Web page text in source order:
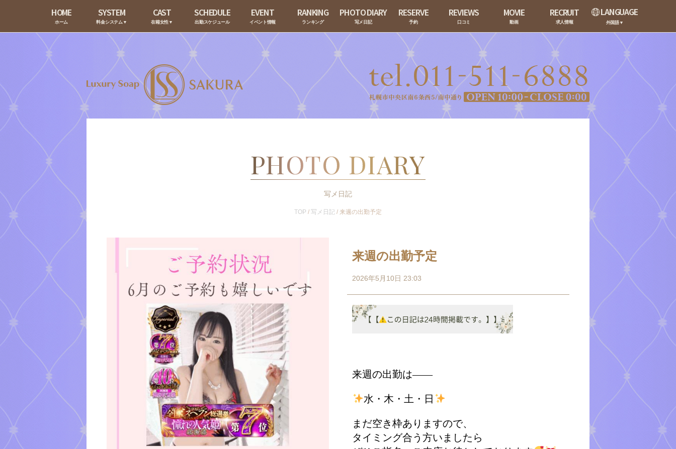
HOME
ホーム
SYSTEM
料金システム▼
CAST
在籍女性▼
SCHEDULE
出勤スケジュール
EVENT
イベント情報
RANKING
ランキング
PHOTO DIARY
写メ日記
RESERVE
予約
REVIEWS
口コミ
MOVIE
動画
RECRUIT
求人情報
LANGUAGE
外国語▼
PHOTO DIARY
写メ日記
TOP / 写メ日記 / 来週の出勤予定
来週の出勤予定
2026年5月10日 23:03
来週の出勤は――
水・木・土・日
まだ空き枠ありますので、
タイミング合う方いましたら